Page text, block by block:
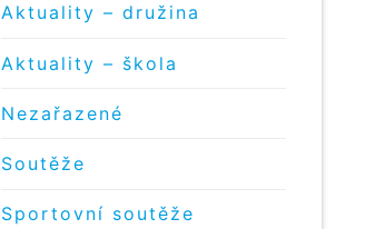
Aktuality – družina
Aktuality – škola
Nezařazené
Soutěže
Sportovní soutěže